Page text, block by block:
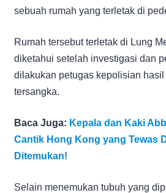
sebuah rumah yang terletak di
Rumah tersebut terletak di Lung
diketahui setelah investigasi dan
dilakukan petugas kepolisian
tersangka.
Baca Juga: Kepala dan Kaki
Cantik Hong Kong yang Tewas
Ditemukan!
Selain menemukan tubuh yang